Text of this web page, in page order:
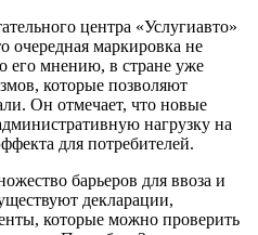
центра «Услугиавто»
маркировка не
его мнению, в стране уже
которые позволяют
Он отмечает, что новые
нагрузку на
для потребителей.
барьеров для ввоза и
декларации,
которые можно проверить